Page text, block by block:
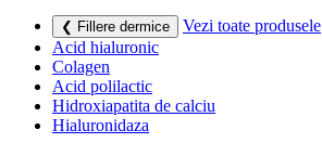
❮ Fillere dermice
Vezi toate produsele
Acid hialuronic
Colagen
Acid polilactic
Hidroxiapatita de calciu
Hialuronidaza